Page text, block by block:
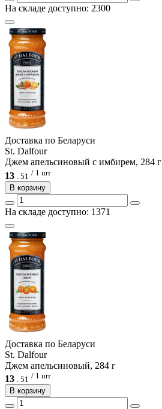
На складе доступно: 2300
Доcтавка по Беларуси
St. Dalfour
Джем апельсиновый с имбирем, 284 г
13
51 / 1 шт
В корзину
На складе доступно: 1371
Доcтавка по Беларуси
St. Dalfour
Джем апельсиновый, 284 г
13 . 51 / 1 шт
В корзину